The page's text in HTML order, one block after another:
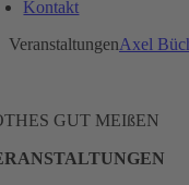
Kontakt
VeranstaltungenAxel
GUT MEIßEN